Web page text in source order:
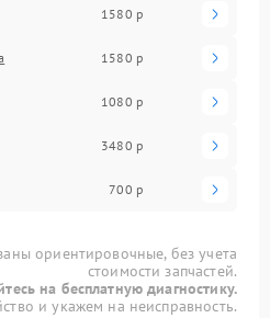
1580 р
1580 р
1080 р
3480 р
700 р
ориентировочные, без учета
стоимости запчастей.
на бесплатную диагностику.
и укажем на неисправность.